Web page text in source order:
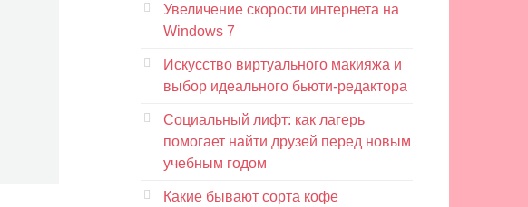
Увеличение скорости интернета на
Windows 7
Искусство виртуального макияжа и
выбор идеального бьюти-редактора
Социальный лифт: как лагерь
помогает найти друзей перед новым
учебным годом
Какие бывают сорта кофе